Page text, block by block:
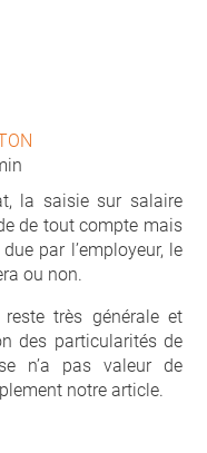
la saisie sur salaire
de tout compte mais
par l’employeur, le
ou non.
très générale et
des particularités de
n’a pas valeur de
notre article.